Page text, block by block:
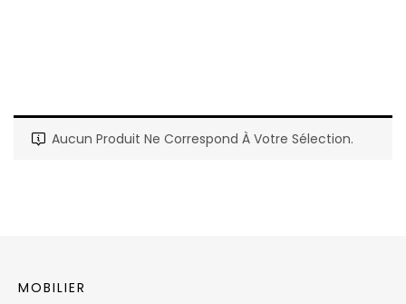
Aucun Produit Ne Correspond À Votre Sélection.
MOBILIER